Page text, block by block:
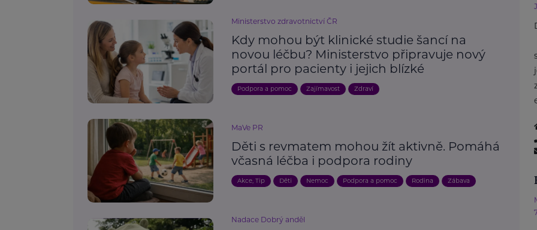
Ministerstvo zdravotnictví ČR
Kdy mohou být klinické studie šancí na
novou léčbu? Ministerstvo připravuje nový
portál pro pacienty i jejich blízké
Podpora a pomoc Zajímavost Zdraví
MaVe PR
Děti s revmatem mohou žít aktivně. Pomáhá
včasná léčba i podpora rodiny
Akce, Tip Děti Nemoc Podpora a pomoc Rodina Zábava
Nadace Dobrý anděl